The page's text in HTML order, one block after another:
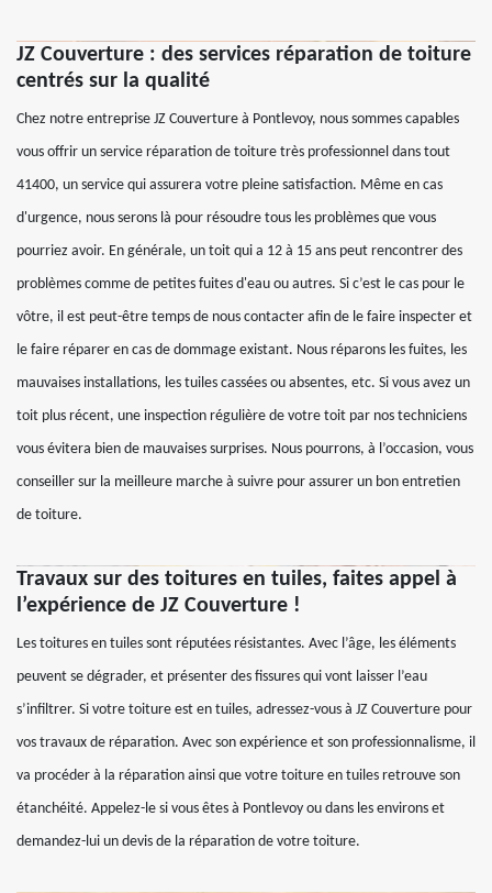
JZ Couverture : des services réparation de toiture
centrés sur la qualité
Chez notre entreprise JZ Couverture à Pontlevoy, nous sommes capables
vous offrir un service réparation de toiture très professionnel dans tout
41400, un service qui assurera votre pleine satisfaction. Même en cas
d'urgence, nous serons là pour résoudre tous les problèmes que vous
pourriez avoir. En générale, un toit qui a 12 à 15 ans peut rencontrer des
problèmes comme de petites fuites d'eau ou autres. Si c’est le cas pour le
vôtre, il est peut-être temps de nous contacter afin de le faire inspecter et
le faire réparer en cas de dommage existant. Nous réparons les fuites, les
mauvaises installations, les tuiles cassées ou absentes, etc. Si vous avez un
toit plus récent, une inspection régulière de votre toit par nos techniciens
vous évitera bien de mauvaises surprises. Nous pourrons, à l’occasion, vous
conseiller sur la meilleure marche à suivre pour assurer un bon entretien
de toiture.
Travaux sur des toitures en tuiles, faites appel à
l’expérience de JZ Couverture !
Les toitures en tuiles sont réputées résistantes. Avec l’âge, les éléments
peuvent se dégrader, et présenter des fissures qui vont laisser l’eau
s’infiltrer. Si votre toiture est en tuiles, adressez-vous à JZ Couverture pour
vos travaux de réparation. Avec son expérience et son professionnalisme, il
va procéder à la réparation ainsi que votre toiture en tuiles retrouve son
étanchéité. Appelez-le si vous êtes à Pontlevoy ou dans les environs et
demandez-lui un devis de la réparation de votre toiture.